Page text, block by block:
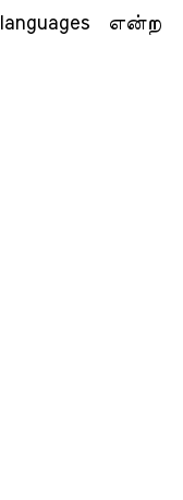
என்ற